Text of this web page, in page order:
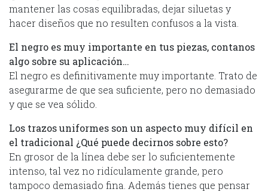
mantener las cosas equilibradas, dejar siluetas y
hacer diseños que no resulten confusos a la vista.
El negro es muy importante en tus piezas, contanos
algo sobre su aplicación…
El negro es definitivamente muy importante. Trato de
asegurarme de que sea suficiente, pero no demasiado
y que se vea sólido.
Los trazos uniformes son un aspecto muy difícil en
el tradicional ¿Qué puede decirnos sobre esto?
En grosor de la línea debe ser lo suficientemente
intenso, tal vez no ridículamente grande, pero
tampoco demasiado fina. Además tienes que pensar